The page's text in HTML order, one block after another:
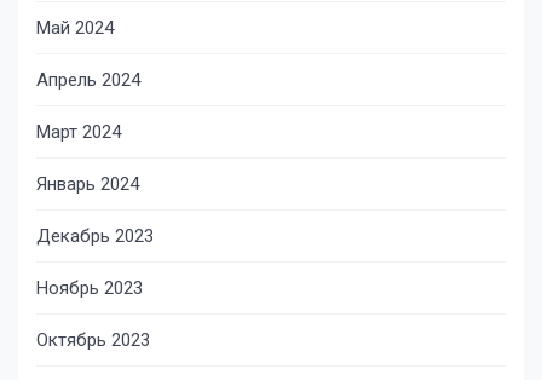
Май 2024
Апрель 2024
Март 2024
Январь 2024
Декабрь 2023
Ноябрь 2023
Октябрь 2023